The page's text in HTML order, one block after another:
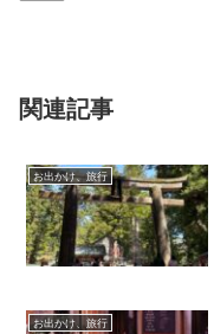
関連記事
お出かけ、旅行
お出かけ、旅行